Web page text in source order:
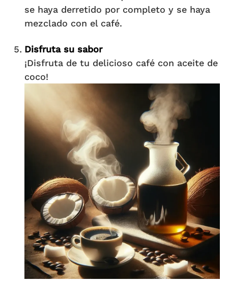
se haya derretido por completo y se haya
mezclado con el café.
Disfruta su sabor
¡Disfruta de tu delicioso café con aceite de
coco!